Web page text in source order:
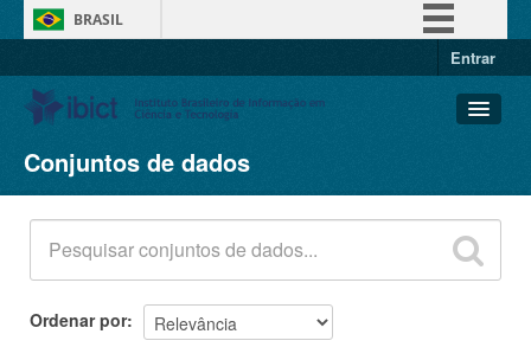
BRASIL
Entrar
Conjuntos de dados
Organizações
Grupos
Sobre
Conjuntos de dados
Ordenar por